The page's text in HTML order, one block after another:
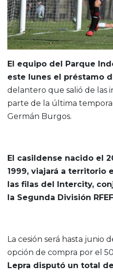
El equipo del Parque
este lunes el préstamo
delantero que salió de las
parte de la última
Germán Burgos.
El casildense nacido el
1999, viajará a territorio
las filas del Intercity,
la Segunda División
La cesión será hasta junio
opción de compra por el
Lepra disputó un total